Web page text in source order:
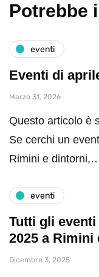
Potrebbe
eventi
Eventi di
Marzo 31, 2026
Questo articolo è
Se cerchi un
Rimini e
eventi
Tutti gli
2025 a Rimini
Dicembre 3, 2025